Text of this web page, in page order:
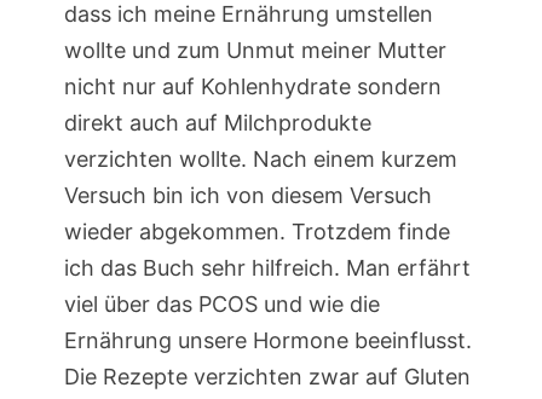
dass ich meine Ernährung umstellen
wollte und zum Unmut meiner Mutter
nicht nur auf Kohlenhydrate sondern
direkt auch auf Milchprodukte
verzichten wollte. Nach einem kurzem
Versuch bin ich von diesem Versuch
wieder abgekommen. Trotzdem finde
ich das Buch sehr hilfreich. Man erfährt
viel über das PCOS und wie die
Ernährung unsere Hormone beeinflusst.
Die Rezepte verzichten zwar auf Gluten